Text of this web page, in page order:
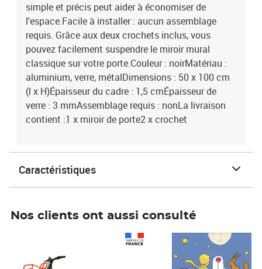
simple et précis peut aider à économiser de
l'espace.Facile à installer : aucun assemblage
requis. Grâce aux deux crochets inclus, vous
pouvez facilement suspendre le miroir mural
classique sur votre porte.Couleur : noirMatériau :
aluminium, verre, métalDimensions : 50 x 100 cm
(l x H)Épaisseur du cadre : 1,5 cmÉpaisseur de
verre : 3 mmAssemblage requis : nonLa livraison
contient :1 x miroir de porte2 x crochet
Caractéristiques
Nos clients ont aussi consulté
Prix 7,50€